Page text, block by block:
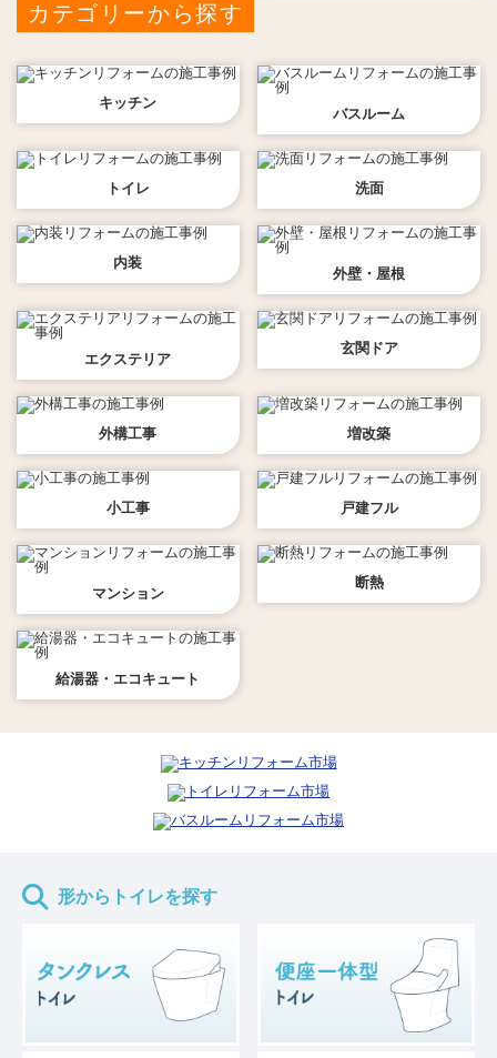
カテゴリーから探す
キッチン
バスルーム
トイレ 洗面
内装
外壁・屋根
エクステリア
玄関ドア
外構工事 増改築
小工事 戸建フル
マンション
断熱
給湯器・エコキュート
形からトイレを探す